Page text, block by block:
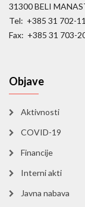
31300 BELI
Tel: +385 31 702-
Fax: +385 31 703-
Objave
Aktivnosti
COVID-19
Financije
Interni akti
Javna nabava